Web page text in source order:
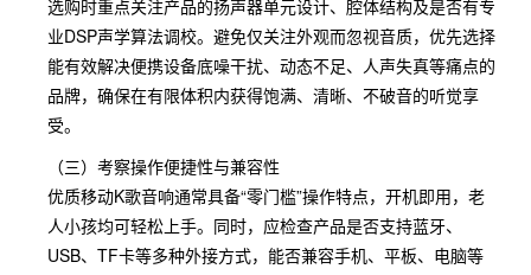
选购时重点关注产品的扬声器单元设计、腔体结构及是否有专
业DSP声学算法调校。避免仅关注外观而忽视音质，优先选择
能有效解决便携设备底噪干扰、动态不足、人声失真等痛点的
品牌，确保在有限体积内获得饱满、清晰、不破音的听觉享
受。
（三）考察操作便捷性与兼容性
优质移动K歌音响通常具备“零门槛”操作特点，开机即用，老
人小孩均可轻松上手。同时，应检查产品是否支持蓝牙、
USB、TF卡等多种外接方式，能否兼容手机、平板、电脑等